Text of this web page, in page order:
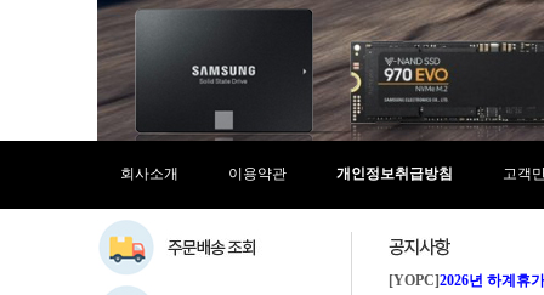
회사소개 이용약관 개인정보취급방침 고객
[YOPC]2026년 하계휴가 8/1~8/4